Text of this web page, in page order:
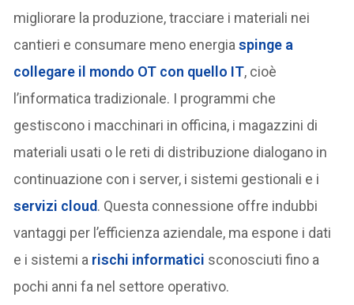
migliorare la produzione, tracciare i materiali nei
cantieri e consumare meno energiaspinge a
collegare il mondo OT con quello IT, cioè
l’informatica tradizionale. I programmi che
gestiscono i macchinari in officina, i magazzini di
materiali usati o le reti di distribuzione dialogano in
continuazione con i server, i sistemi gestionali e i
servizi cloud. Questa connessione offre indubbi
vantaggi per l’efficienza aziendale, ma espone i dati
e i sistemi a rischi informatici sconosciuti fino a
pochi anni fa nel settore operativo.